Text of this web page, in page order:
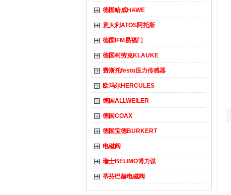
德国哈威HAWE
意大利ATOS阿托斯
德国IFM易福门
德国柯劳克KLAUKE
费斯托festo压力传感器
欧玛尔HERCULES
德国ALLWEILER
德国COAX
德国宝德BURKERT
电磁阀
瑞士BELIMO博力谋
蒂芬巴赫电磁阀